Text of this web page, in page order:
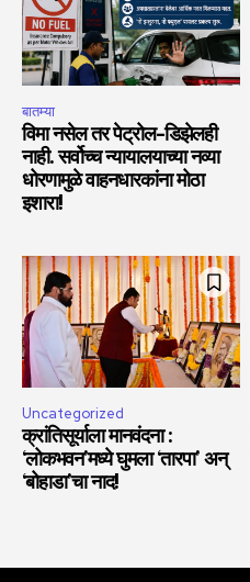
बातम्या
विमा नसेल तर पेट्रोल-डिझेलही
नाही. सर्वोच्च न्यायालयाच्या नव्या
धोरणामुळे वाहनधारकांना मोठा
इशारा!
Uncategorized
क्रांतिसूर्याला मानवंदना :
‘लोकभवन’मध्ये घुमला ‘तारपा’ अन्
‘बोहाडा’चा नाद!